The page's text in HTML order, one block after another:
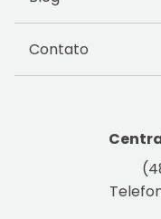
Contato